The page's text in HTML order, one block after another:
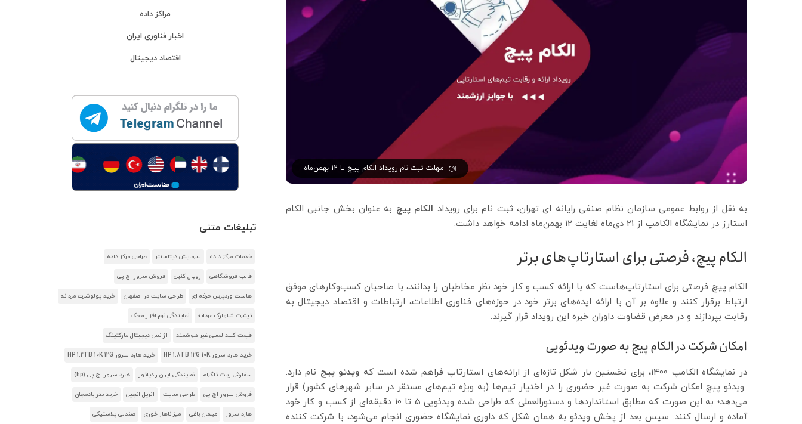
مهلت ثبت نام رویداد الکام پیچ تا 12 بهمن‌ماه
به نقل از روابط عمومی سازمان نظام صنفی رایانه ای تهران، ثبت نام برای رویداد الکام پیچ به عنوان بخش جانبی الکام
استارز در نمایشگاه الکامپ از 21 دی‌ماه لغایت 12 بهمن‌ماه ادامه خواهد داشت.
الکام پیچ، فرصتی برای استارتاپ‌های برتر
الکام پیچ فرصتی برای استارتاپ‌هاست که با ارائه کسب و کار خود نظر مخاطبان را بدانند، با صاحبان کسب‌وکارهای موفق
ارتباط برقرار کنند و علاوه بر آن با ارائه ایده‌های برتر خود در حوزه‌های فناوری اطلاعات، ارتباطات و اقتصاد دیجیتال به
رقابت بپردازند و در معرض قضاوت داوران خبره این رویداد قرار گیرند.
امکان شرکت در الکام پیچ به صورت ویدئویی
در نمایشگاه الکامپ 1400، برای نخستین بار شکل تازه‌ای از ارائه‌های استارتاپ فراهم شده است که ویدئو پیچ نام دارد.
ویدئو پیچ امکان شرکت به صورت غیر حضوری را در اختیار تیم‌ها (به ویژه تیم‌های مستقر در سایر شهرهای کشور) قرار
می‌دهد؛ به این صورت که مطابق استانداردها و دستورالعملی که طراحی شده ویدئویی 5 تا 10 دقیقه‌ای از کسب و کار خود
آماده و ارسال کنند. سپس بعد از پخش ویدئو به همان شکل که داوری نمایشگاه حضوری انجام می‌شود، با شرکت کننده
مراکز داده
اخبار فناوری ایران
اقتصاد دیجیتال
تبلیغات متنی
خدمات مرکز داده سرمایش دیتاسنتر طراحی مرکز داده
قالب فروشگاهی رویال کنین فروش سرور اچ پی
هاست وردپرس حرفه ای طراحی سایت در اصفهان خرید پولوشرت مردانه
تیشرت شلوارک مردانه نمایندگی نرم افزار محک
قیمت کلید لمسی غیر هوشمند آژانس دیجیتال مارکتینگ
خرید هارد سرور HP 1.8TB 12G 10K خرید هارد سرور HP 1.2TB 10K 12G
سفارش ربات تلگرام نمایندگی ایران رادیاتور هارد سرور اچ پی (hp)
فروش سرور اچ پی طراحی سایت آنریل انجین خرید بذر بادمجان
هارد سرور مبلمان باغی میز ناهار خوری صندلی پلاستیکی